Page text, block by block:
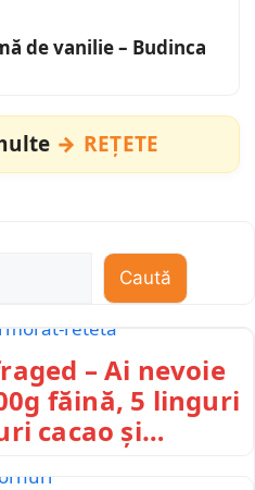
de vanilie – Budinca
REȚETE
Caută
– Ai nevoie
făină, 5 linguri
cacao și…